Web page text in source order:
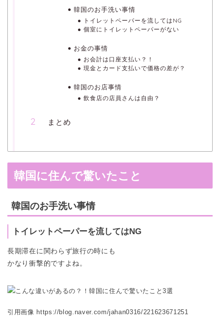
韓国のお手洗い事情
トイレットペーパーを流してはNG
個室にトイレットペーパーがない
お金の事情
お会計は口座支払い？！
現金とカード支払いで価格の差が？
韓国のお店事情
飲食店の店員さんは自由？
まとめ
韓国に住んで驚いたこと
韓国のお手洗い事情
トイレットペーパーを流してはNG
長期滞在に関わらず旅行の時にも
かなり衝撃的ですよね。
引用画像 https://blog.naver.com/jahan0316/221623671251